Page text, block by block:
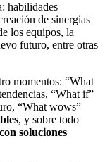
habilidades
de sinergias
los equipos, la
futuro, entre otras
momentos: “What
“What if”
“What wows”
, y sobre todo
soluciones